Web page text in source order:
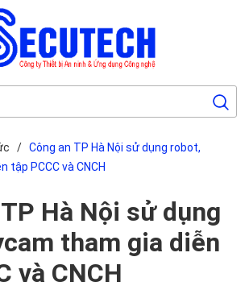
/ Công an TP Hà Nội sử dụng robot,
tập PCCC và CNCH
Hà Nội sử dụng
tham gia diễn
và CNCH